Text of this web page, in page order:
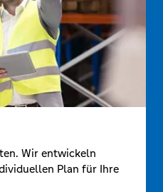
Wir entwickeln
Plan für Ihre